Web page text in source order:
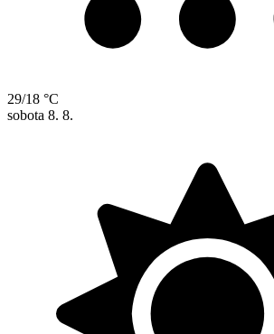
29/18 °C
sobota 8. 8.